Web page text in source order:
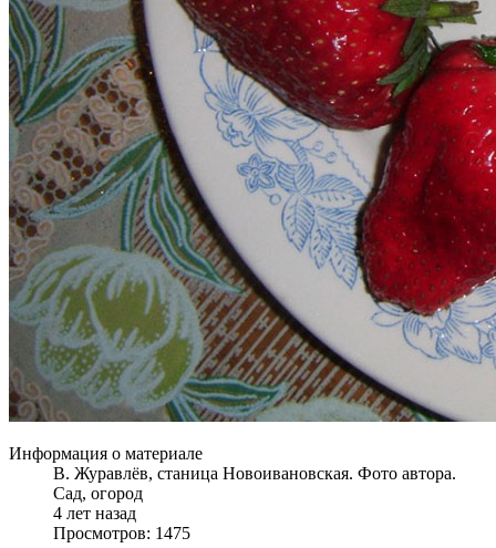
Информация о материале
В. Журавлёв, станица Новоивановская. Фото автора.
Сад, огород
4 лет назад
Просмотров: 1475